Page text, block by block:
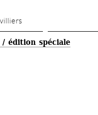
/ édition spéciale